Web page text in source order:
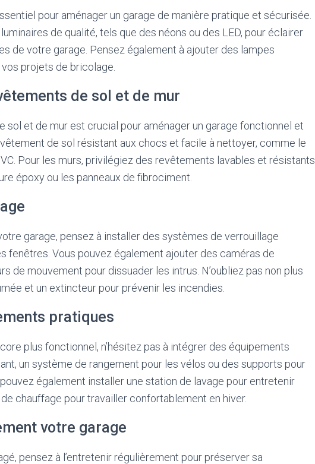
pour aménager un garage de manière pratique et sécurisée.
de qualité, tels que des néons ou des LED, pour éclairer
de votre garage. Pensez également à ajouter des lampes
projets de bricolage.
de sol et de mur
sol et de mur est crucial pour aménager un garage fonctionnel et
de sol résistant aux chocs et facile à nettoyer, comme le
Pour les murs, privilégiez des revêtements lavables et résistants
époxy ou les panneaux de fibrociment.
garage, pensez à installer des systèmes de verrouillage
fenêtres. Vous pouvez également ajouter des caméras de
de mouvement pour dissuader les intrus. N’oubliez pas non plus
et un extincteur pour prévenir les incendies.
pratiques
plus fonctionnel, n’hésitez pas à intégrer des équipements
un système de rangement pour les vélos ou des supports pour
également installer une station de lavage pour entretenir
chauffage pour travailler confortablement en hiver.
votre garage
pensez à l’entretenir régulièrement pour préserver sa